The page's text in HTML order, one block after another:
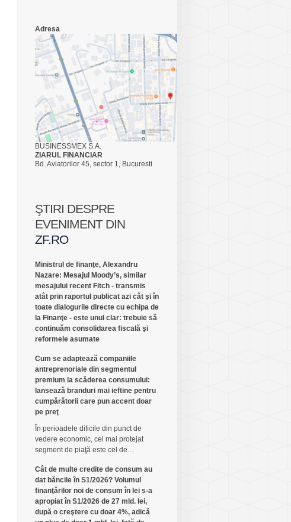
Adresa
BUSINESSMEX S.A.
ZIARUL FINANCIAR
Bd. Aviatorilor 45, sector 1, Bucuresti
ŞTIRI DESPRE
EVENIMENT DIN
ZF.RO
Ministrul de finanţe, Alexandru
Nazare: Mesajul Moody’s, similar
mesajului recent Fitch - transmis
atât prin raportul publicat azi cât şi în
toate dialogurile directe cu echipa de
la Finanţe - este unul clar: trebuie să
continuăm consolidarea fiscală şi
reformele asumate
Cum se adaptează companiile
antreprenoriale din segmentul
premium la scăderea consumului:
lansează branduri mai ieftine pentru
cumpărătorii care pun accent doar
pe preţ
În perioadele dificile din punct de
vedere economic, cel mai protejat
segment de piaţă este cel de…
Cât de multe credite de consum au
dat băncile în S1/2026? Volumul
finanţărilor noi de consum în lei s-a
apropiat în S1/2026 de 27 mld. lei,
după o creştere cu doar 4%, adică